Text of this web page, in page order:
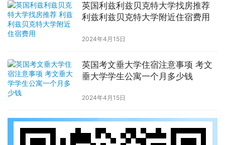
英国利兹利兹贝克特大学找房推荐
利兹利兹贝克特大学附近住宿费用
2024年4月15日
英国考文垂大学住宿注意事项 考文
垂大学学生公寓一个月多少钱
2024年4月15日